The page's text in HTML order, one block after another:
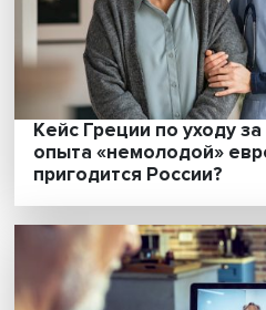
Международные
инструмент или